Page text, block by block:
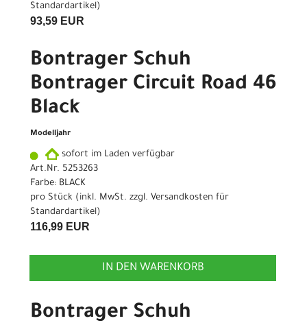
Standardartikel)
93,59 EUR
Bontrager Schuh
Bontrager Circuit Road 46
Black
Modelljahr
sofort im Laden verfügbar
Art.Nr. 5253263
Farbe: BLACK
pro Stück (inkl. MwSt. zzgl. Versandkosten für
Standardartikel)
116,99 EUR
IN DEN WARENKORB
Bontrager Schuh